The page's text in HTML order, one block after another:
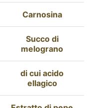
Carnosina
Succo di
melograno
di cui acido
ellagico